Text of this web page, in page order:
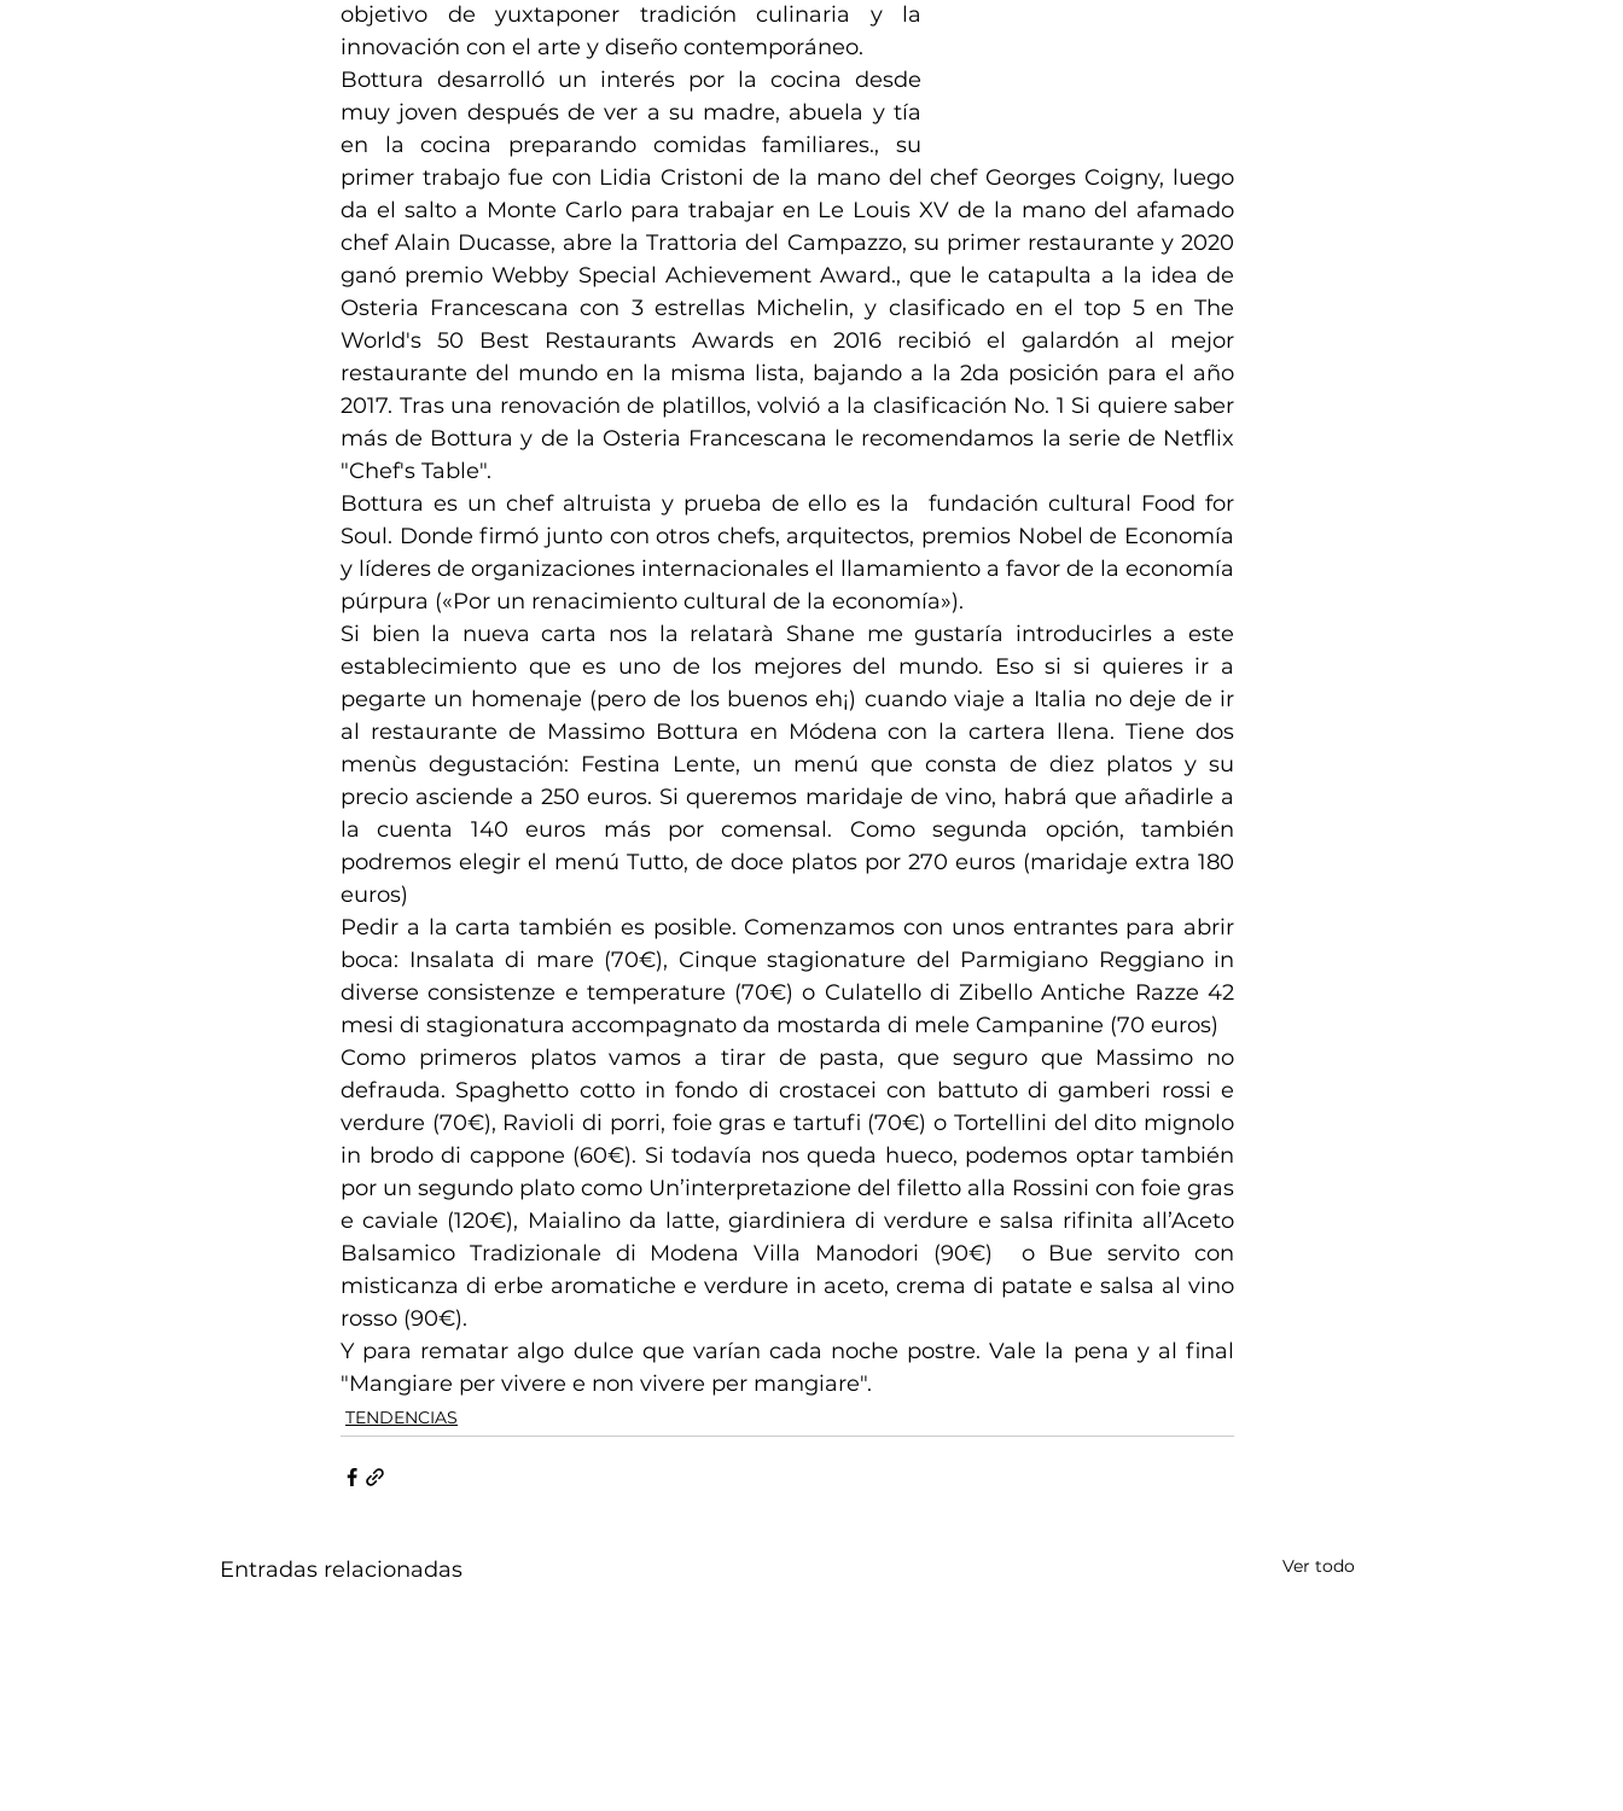
objetivo de yuxtaponer tradición culinaria y la
innovación con el arte y diseño contemporáneo.
Bottura desarrolló un interés por la cocina desde
muy joven después de ver a su madre, abuela y tía
en la cocina preparando comidas familiares., su
primer trabajo fue con Lidia Cristoni de la mano del chef Georges Coigny, luego
da el salto a Monte Carlo para trabajar en Le Louis XV de la mano del afamado
chef Alain Ducasse, abre la Trattoria del Campazzo, su primer restaurante y 2020
ganó premio Webby Special Achievement Award., que le catapulta a la idea de
Osteria Francescana con 3 estrellas Michelin, y clasificado en el top 5 en The
World's 50 Best Restaurants Awards en 2016 recibió el galardón al mejor
restaurante del mundo en la misma lista, bajando a la 2da posición para el año
2017. Tras una renovación de platillos, volvió a la clasificación No. 1 Si quiere saber
más de Bottura y de la Osteria Francescana le recomendamos la serie de Netflix
"Chef's Table".
Bottura es un chef altruista y prueba de ello es la  fundación cultural Food for
Soul.​ Donde firmó junto con otros chefs, arquitectos, premios Nobel de Economía
y líderes de organizaciones internacionales el llamamiento a favor de la economía
púrpura («Por un renacimiento cultural de la economía»).
Si bien la nueva carta nos la relatarà Shane me gustaría introducirles a este
establecimiento que es uno de los mejores del mundo. Eso si si quieres ir a
pegarte un homenaje (pero de los buenos eh¡) cuando viaje a Italia no deje de ir
al restaurante de Massimo Bottura en Módena con la cartera llena. Tiene dos
menùs degustación: Festina Lente, un menú que consta de diez platos y su
precio asciende a 250 euros. Si queremos maridaje de vino, habrá que añadirle a
la cuenta 140 euros más por comensal. Como segunda opción, también
podremos elegir el menú Tutto, de doce platos por 270 euros (maridaje extra 180
euros)
Pedir a la carta también es posible. Comenzamos con unos entrantes para abrir
boca: Insalata di mare (70€), Cinque stagionature del Parmigiano Reggiano in
diverse consistenze e temperature (70€) o Culatello di Zibello Antiche Razze 42
mesi di stagionatura accompagnato da mostarda di mele Campanine (70 euros)
Como primeros platos vamos a tirar de pasta, que seguro que Massimo no
defrauda. Spaghetto cotto in fondo di crostacei con battuto di gamberi rossi e
verdure (70€), Ravioli di porri, foie gras e tartufi (70€) o Tortellini del dito mignolo
in brodo di cappone (60€). Si todavía nos queda hueco, podemos optar también
por un segundo plato como Un’interpretazione del filetto alla Rossini con foie gras
e caviale (120€), Maialino da latte, giardiniera di verdure e salsa rifinita all’Aceto
Balsamico Tradizionale di Modena Villa Manodori (90€)  o Bue servito con
misticanza di erbe aromatiche e verdure in aceto, crema di patate e salsa al vino
rosso (90€).
Y para rematar algo dulce que varían cada noche postre. Vale la pena y al final
"Mangiare per vivere e non vivere per mangiare".
TENDENCIAS
Entradas relacionadas Ver todo